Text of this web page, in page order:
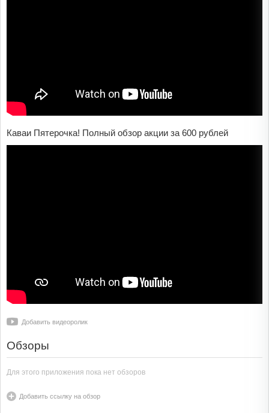
Каваи Пятерочка! Полный обзор акции за 600 рублей
Добавить видеоролик
Обзоры
Для этого приложения пока нет обзоров
Добавить ссылку на обзор